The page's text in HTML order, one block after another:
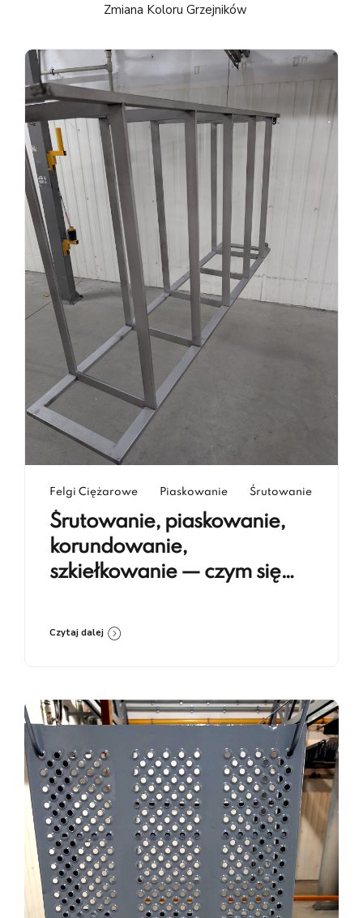
Zmiana Koloru Grzejników
Felgi Ciężarowe Piaskowanie Śrutowanie
Śrutowanie, piaskowanie,
korundowanie,
szkiełkowanie — czym się
Czytaj dalej